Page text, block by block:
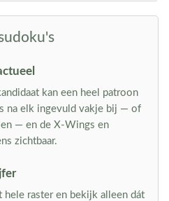
kan een heel patroon
na elk ingevuld vakje bij — of
— en de X-Wings en
zichtbaar.
raster en bekijk alleen dát